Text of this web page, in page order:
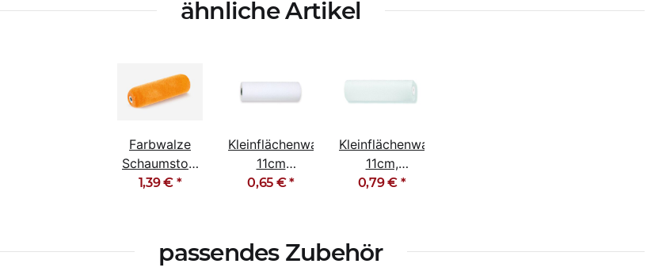
ähnliche Artikel
Farbwalze
Schaumstoff
beidseitig
1,39 € *
Kleinflächenwalze
11cm
Schaumstoff
0,65 €*
Kleinflächenwalze
11cm,
Schaumstoff
0,79 € *
passendes Zubehör